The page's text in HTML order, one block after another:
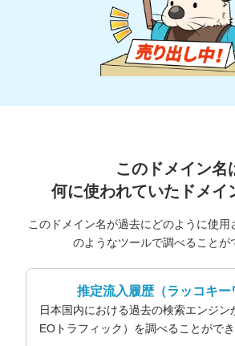
このドメイン名
何に使われていたドメイ
このドメイン名が過去にどのように使用
のようなツールで調べることが
推定流入履歴（ラッコキー
日本国内における過去の検索エンジン
EOトラフィック）を調べることがで